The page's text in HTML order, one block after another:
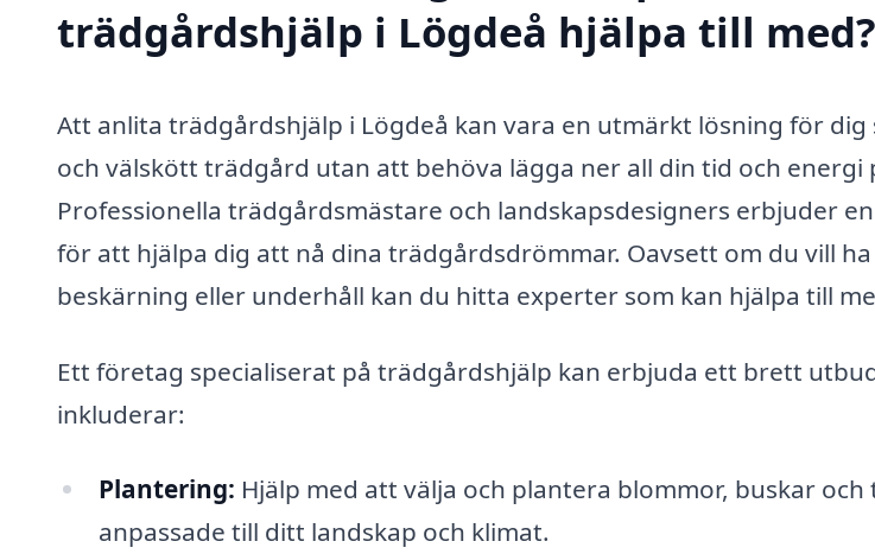
trädgårdshjälp i Lögdeå hjälpa till med?
Att anlita trädgårdshjälp i Lögdeå kan vara en utmärkt lösning för dig
och välskött trädgård utan att behöva lägga ner all din tid och energi
Professionella trädgårdsmästare och landskapsdesigners erbjuder
för att hjälpa dig att nå dina trädgårdsdrömmar. Oavsett om du vill
beskärning eller underhåll kan du hitta experter som kan hjälpa till
Ett företag specialiserat på trädgårdshjälp kan erbjuda ett brett
inkluderar:
Plantering: Hjälp med att välja och plantera blommor, buskar och
anpassade till ditt landskap och klimat.